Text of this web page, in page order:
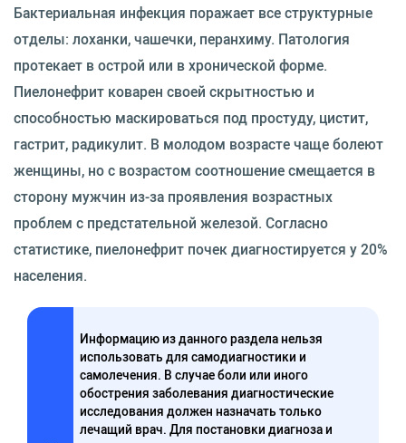
Бактериальная инфекция поражает все структурные
отделы: лоханки, чашечки, перанхиму. Патология
протекает в острой или в хронической форме.
Пиелонефрит коварен своей скрытностью и
способностью маскироваться под простуду, цистит,
гастрит, радикулит. В молодом возрасте чаще болеют
женщины, но с возрастом соотношение смещается в
сторону мужчин из-за проявления возрастных
проблем с предстательной железой. Согласно
статистике, пиелонефрит почек диагностируется у 20%
населения.
Информацию из данного раздела нельзя
использовать для самодиагностики и
самолечения. В случае боли или иного
обострения заболевания диагностические
исследования должен назначать только
лечащий врач. Для постановки диагноза и